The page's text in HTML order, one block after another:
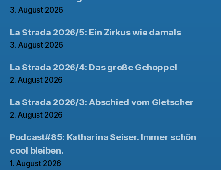
3. August 2026
La Strada 2026/5: Ein Zirkus wie damals
3. August 2026
La Strada 2026/4: Das große Gehoppel
2. August 2026
La Strada 2026/3: Abschied vom Gletscher
2. August 2026
Podcast#85: Katharina Seiser. Immer schön
cool bleiben.
1. August 2026